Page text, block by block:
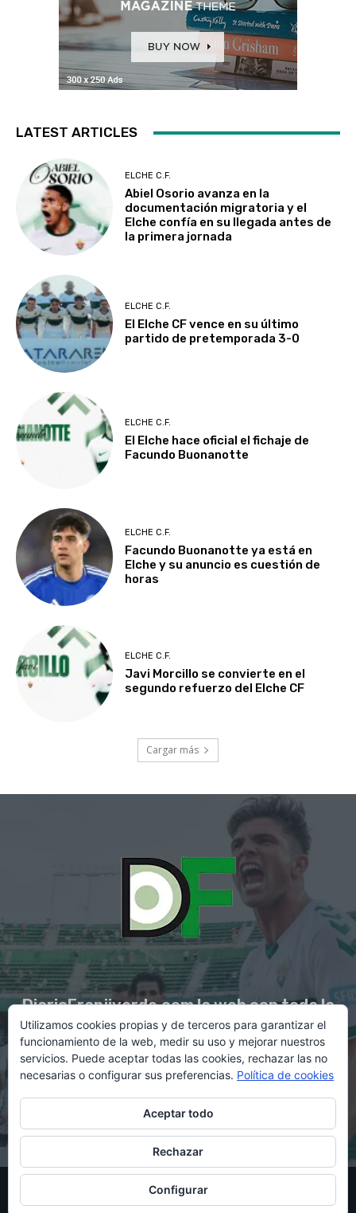
LATEST ARTICLES
ELCHE C.F.
Abiel Osorio avanza en la
documentación migratoria y el
Elche confía en su llegada antes de
la primera jornada
ELCHE C.F.
El Elche CF vence en su último
partido de pretemporada 3-0
ELCHE C.F.
El Elche hace oficial el fichaje de
Facundo Buonanotte
ELCHE C.F.
Facundo Buonanotte ya está en
Elche y su anuncio es cuestión de
horas
ELCHE C.F.
Javi Morcillo se convierte en el
segundo refuerzo del Elche CF
Cargar más
DiarioFranjiverde.com la web con toda la
información del Elche C.F.
Contacto en:diario@franjiverde.com
© Copyright 2021 - Gestión y diseño por Rubén Maestre
Política de cookies Política de privacidad
Utilizamos cookies propias y de terceros para garantizar el
funcionamiento de la web, medir su uso y mejorar nuestros
servicios. Puede aceptar todas las cookies, rechazar las no
necesarias o configurar sus preferencias. Política de cookies
Aceptar todo
Rechazar
Configurar